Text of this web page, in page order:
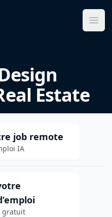
Estate
job remote
IA
gratuit